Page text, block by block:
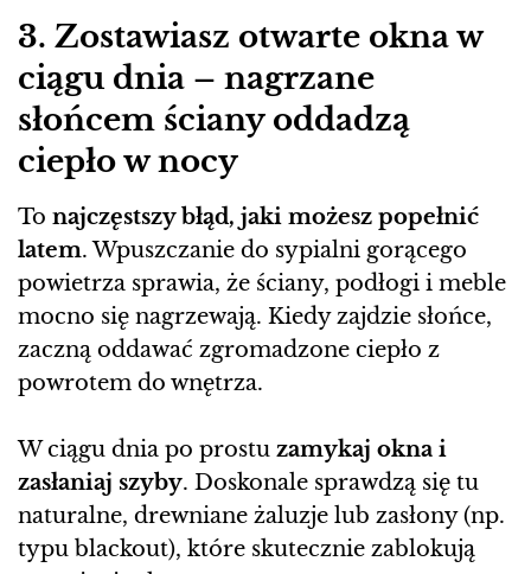
3. Zostawiasz otwarte okna w
ciągu dnia – nagrzane
słońcem ściany oddadzą
ciepło w nocy
To najczęstszy błąd, jaki możesz popełnić
latem. Wpuszczanie do sypialni gorącego
powietrza sprawia, że ściany, podłogi i meble
mocno się nagrzewają. Kiedy zajdzie słońce,
zaczną oddawać zgromadzone ciepło z
powrotem do wnętrza.
W ciągu dnia po prostu zamykaj okna i
zasłaniaj szyby. Doskonale sprawdzą się tu
naturalne, drewniane żaluzje lub zasłony (np.
typu blackout), które skutecznie zablokują